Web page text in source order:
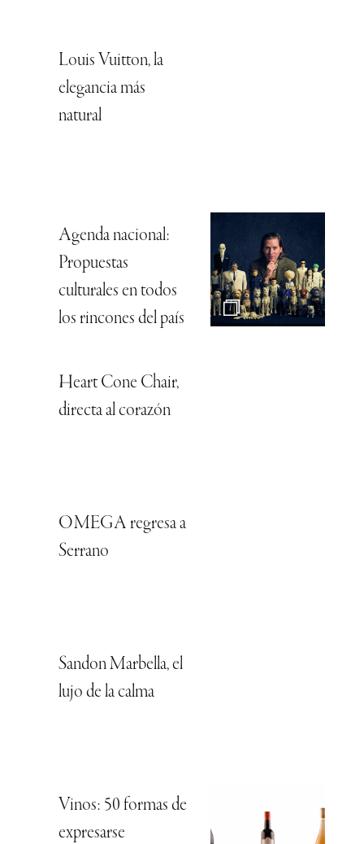
Louis Vuitton, la
elegancia más
natural
Agenda nacional:
Propuestas
culturales en todos
los rincones del país
Heart Cone Chair,
directa al corazón
OMEGA regresa a
Serrano
Sandon Marbella, el
lujo de la calma
Vinos: 50 formas de
expresarse